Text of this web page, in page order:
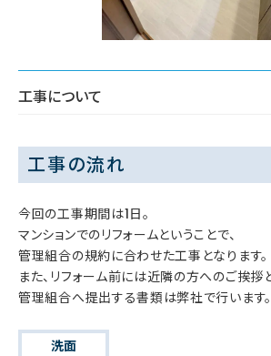
工事について
工事の流れ
今回の工事期間は1日。
マンションでのリフォームということで、
管理組合の規約に合わせた工事となります。
また、リフォーム前には近隣の方へのご挨拶
管理組合へ提出する書類は弊社で行います。
洗面